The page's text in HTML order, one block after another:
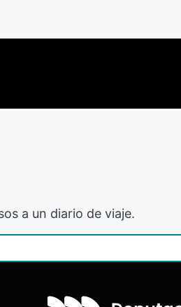
a un diario de viaje.